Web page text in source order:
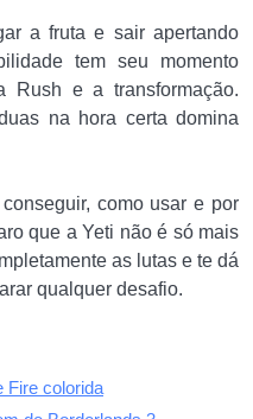
a fruta e sair apertando
tem seu momento
Rush e a transformação.
na hora certa domina
como usar e por
que a Yeti não é só mais
as lutas e te dá
qualquer desafio.
Fire colorida